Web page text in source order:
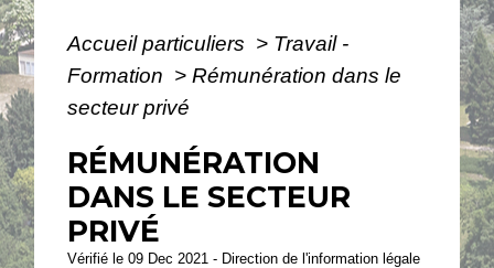
Accueil particuliers > Travail -
Formation > Rémunération dans le
secteur privé
RÉMUNÉRATION
DANS LE SECTEUR
PRIVÉ
Vérifié le 09 Dec 2021 - Direction de l'information légale